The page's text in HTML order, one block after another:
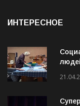
ИНТЕРЕСНОЕ